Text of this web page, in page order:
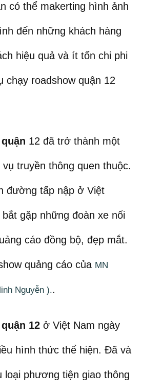
có thể makerting hình ảnh
đến những khách hàng
hiệu quả và ít tốn chi phi
chạy roadshow quận 12
12 đã trở thành một
truyền thông quen thuộc.
đường tấp nập ở Việt
gặp những đoàn xe nối
cáo đồng bộ, đẹp mắt.
quảng cáo của MN
Nguyễn )..
12 ở Việt Nam ngày
hình thức thể hiện. Đã và
loại phương tiện giao thông